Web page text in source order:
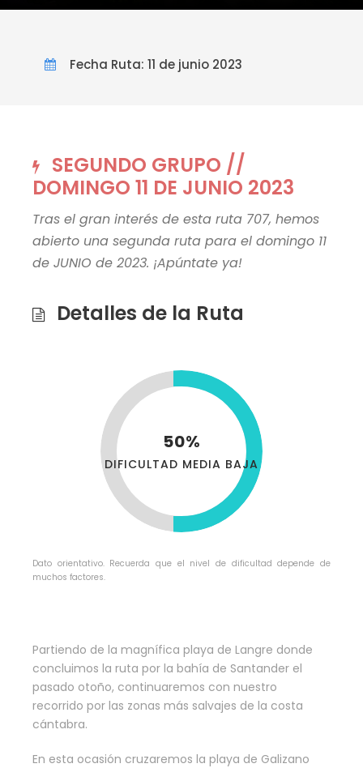
Fecha Ruta: 11 de junio 2023
SEGUNDO GRUPO //
DOMINGO 11 DE JUNIO 2023
Tras el gran interés de esta ruta 707, hemos
abierto una segunda ruta para el domingo 11
de JUNIO de 2023. ¡Apúntate ya!
Detalles de la Ruta
50%
DIFICULTAD MEDIA BAJA
Dato orientativo. Recuerda que el nivel de dificultad depende de
muchos factores.
Partiendo de la magnífica playa de Langre donde
concluimos la ruta por la bahía de Santander el
pasado otoño, continuaremos con nuestro
recorrido por las zonas más salvajes de la costa
cántabra.
En esta ocasión cruzaremos la playa de Galizano